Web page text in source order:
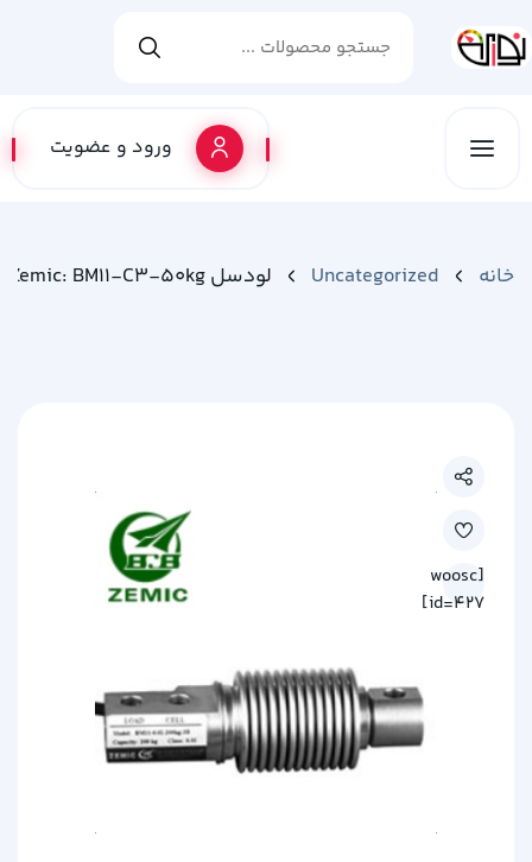
ورود و عضویت
خانه Uncategorized لودسل Zemic: BM11-C3-50kg
[woosc
id=427]